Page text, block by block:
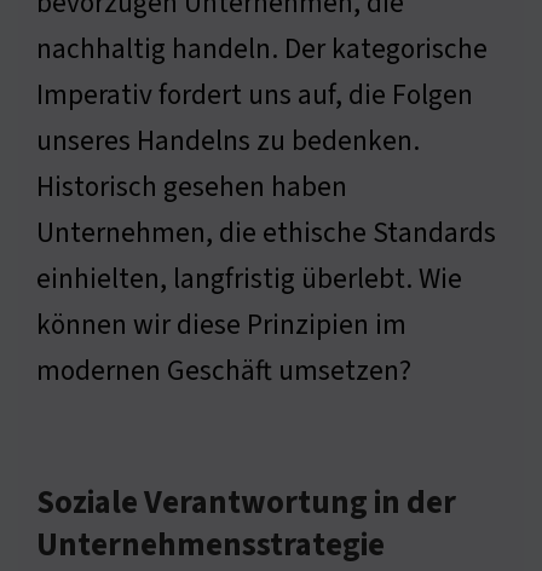
nachhaltig handeln. Der kategorische
Imperativ fordert uns auf, die Folgen
unseres Handelns zu bedenken.
Historisch gesehen haben
Unternehmen, die ethische Standards
einhielten, langfristig überlebt. Wie
können wir diese Prinzipien im
modernen Geschäft umsetzen?
Soziale Verantwortung in der
Unternehmensstrategie